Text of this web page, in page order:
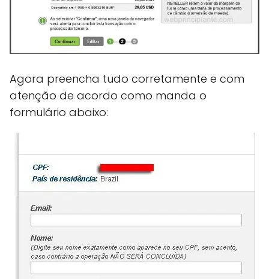
Agora preencha tudo corretamente e com
atenção de acordo como manda o
formulário abaixo: